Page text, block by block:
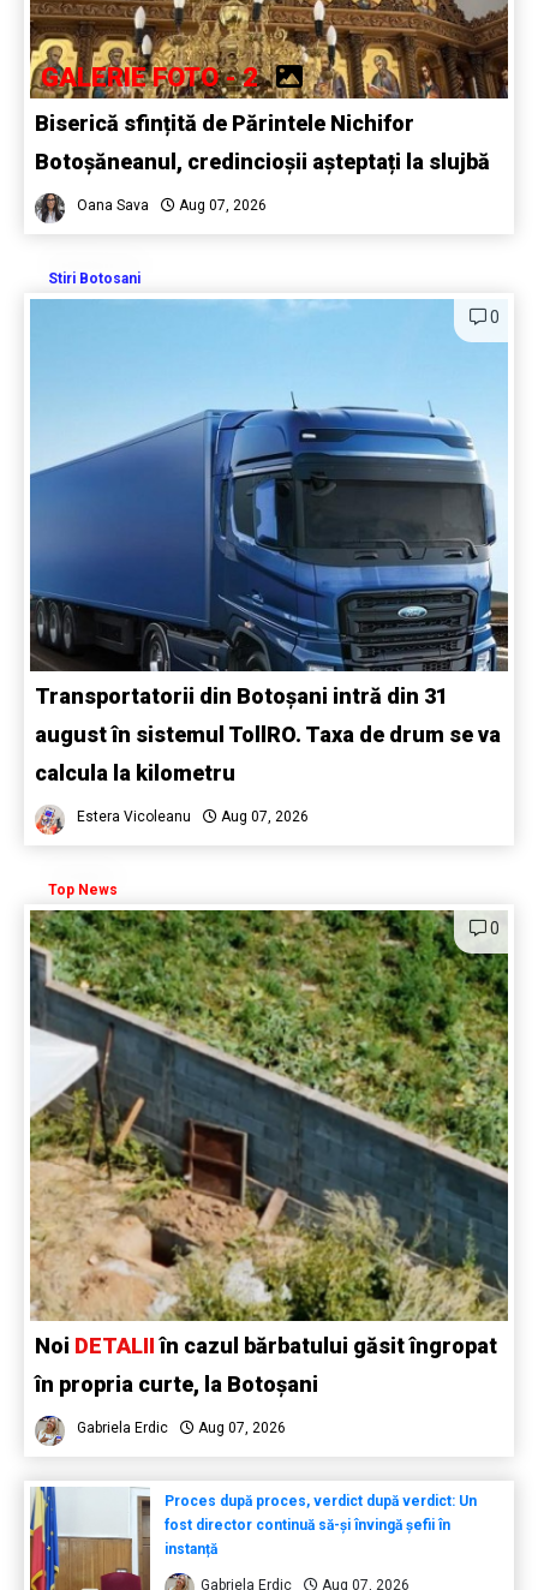
GALERIE FOTO - 2
Biserică sfințită de Părintele Nichifor
Botoșăneanul, credincioșii așteptați la slujbă
Oana Sava Aug 07, 2026
Stiri Botosani
0
Transportatorii din Botoșani intră din 31
august în sistemul TollRO. Taxa de drum se va
calcula la kilometru
Estera Vicoleanu Aug 07, 2026
Top News
0
Noi DETALIIîn cazul bărbatului găsit îngropat
în propria curte, la Botoșani
Gabriela Erdic Aug 07, 2026
Proces după proces, verdict după verdict: Un
fost director continuă să-și învingă șefii în
instanță
Gabriela Erdic Aug 07, 2026